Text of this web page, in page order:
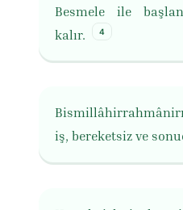
Besmele ile
kalır.
4
iş, bereketsiz ve